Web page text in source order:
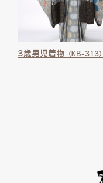
3歳男児着物 （KB-313）